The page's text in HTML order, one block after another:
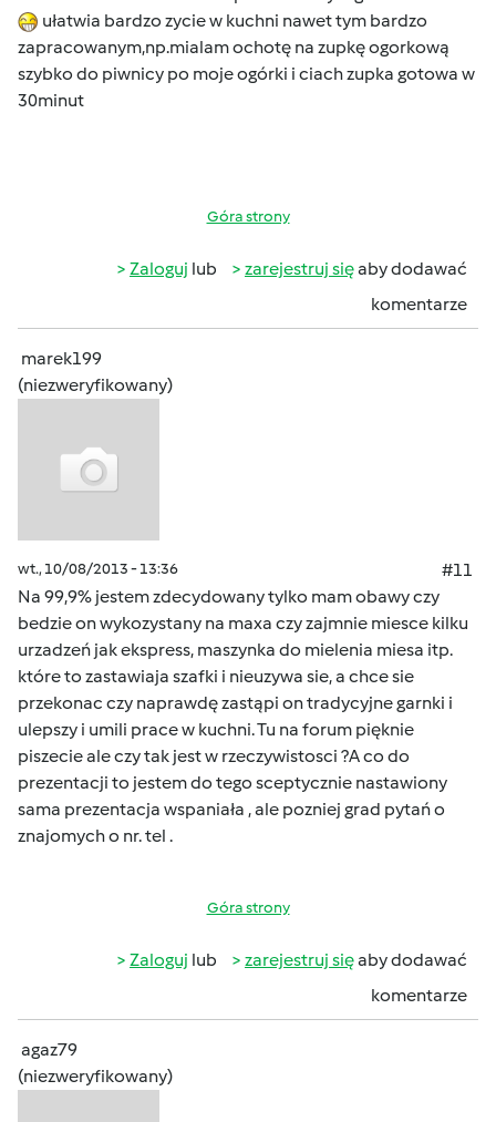
ułatwia bardzo zycie w kuchni nawet tym bardzo
zapracowanym,np.mialam ochotę na zupkę ogorkową
szybko do piwnicy po moje ogórki i ciach zupka gotowa w
30minut
Góra strony
Zaloguj lub zarejestruj sięaby dodawać
komentarze
marek199
(niezweryfikowany)
wt., 10/08/2013 - 13:36
#11
Na 99,9% jestem zdecydowany tylko mam obawy czy
bedzie on wykozystany na maxa czy zajmnie miesce kilku
urzadzeń jak ekspress, maszynka do mielenia miesa itp.
które to zastawiaja szafki i nieuzywa sie, a chce sie
przekonac czy naprawdę zastąpi on tradycyjne garnki i
ulepszy i umili prace w kuchni. Tu na forum pięknie
piszecie ale czy tak jest w rzeczywistosci ?A co do
prezentacji to jestem do tego sceptycznie nastawiony
sama prezentacja wspaniała , ale pozniej grad pytań o
znajomych o nr. tel .
Góra strony
Zaloguj lub zarejestruj sięaby dodawać
komentarze
agaz79
(niezweryfikowany)